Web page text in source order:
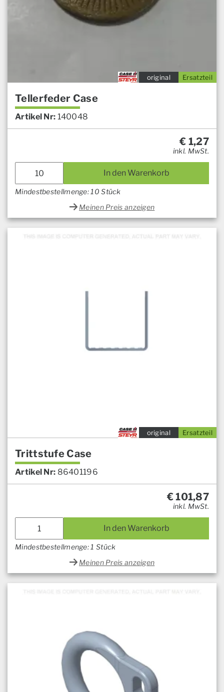
Ersatzteil
original
Tellerfeder Case
Artikel Nr: 140048
€ 1,27
inkl. MwSt.
In den Warenkorb
Mindestbestellmenge: 10 Stück
Meinen Preis anzeigen
Ersatzteil
original
Trittstufe Case
Artikel Nr: 86401196
€101,87
inkl. MwSt.
In den Warenkorb
Mindestbestellmenge: 1 Stück
Meinen Preis anzeigen